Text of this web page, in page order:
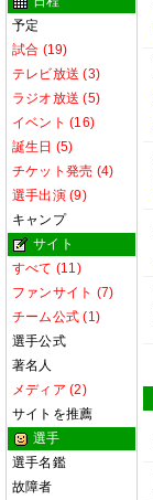
予定
試合 (19)
テレビ放送 (3)
ラジオ放送 (5)
イベント (16)
誕生日 (5)
チケット発売 (4)
選手出演 (9)
キャンプ
サイト
すべて (11)
ファンサイト (7)
チーム公式 (1)
選手公式
著名人
メディア (2)
サイトを推薦
選手
選手名鑑
故障者